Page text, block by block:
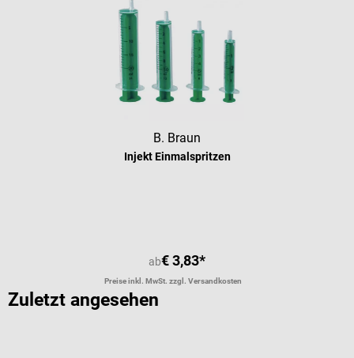
B. Braun
Injekt Einmalspritzen
ab€ 3,83*
Preise inkl. MwSt. zzgl. Versandkosten
Zuletzt angesehen